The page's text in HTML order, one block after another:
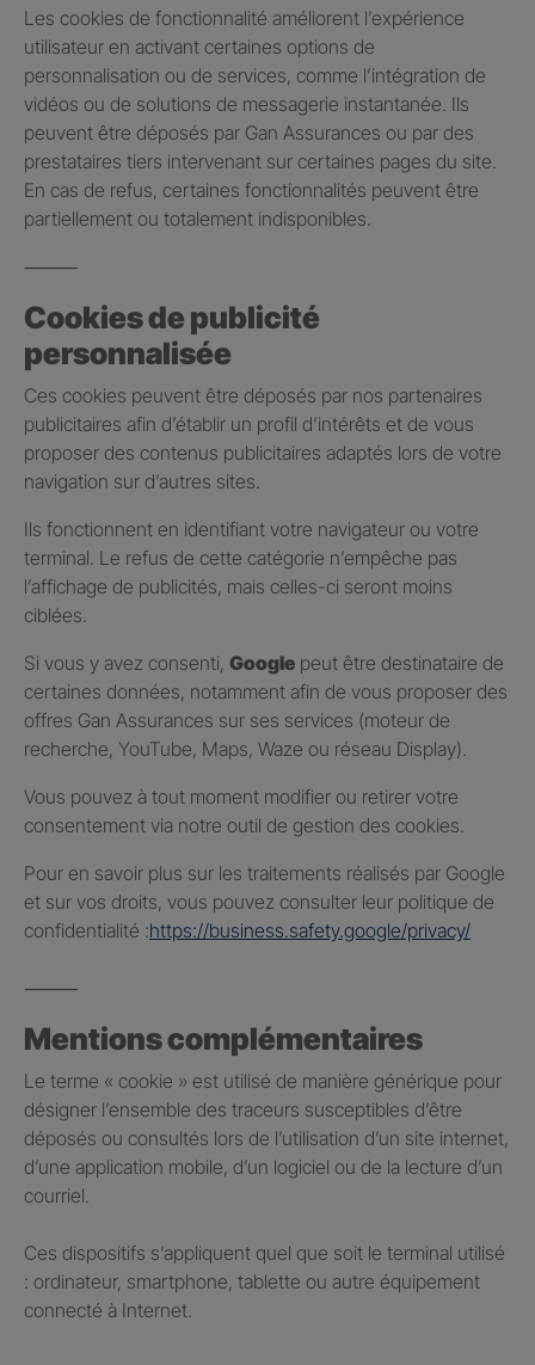
Les cookies de fonctionnalité améliorent l’expérience
utilisateur en activant certaines options de
personnalisation ou de services, comme l’intégration de
vidéos ou de solutions de messagerie instantanée. Ils
peuvent être déposés par Gan Assurances ou par des
prestataires tiers intervenant sur certaines pages du site.
En cas de refus, certaines fonctionnalités peuvent être
partiellement ou totalement indisponibles.
⸻
Cookies de publicité
personnalisée
Ces cookies peuvent être déposés par nos partenaires
publicitaires afin d’établir un profil d’intérêts et de vous
proposer des contenus publicitaires adaptés lors de votre
navigation sur d’autres sites.
Ils fonctionnent en identifiant votre navigateur ou votre
terminal. Le refus de cette catégorie n’empêche pas
l’affichage de publicités, mais celles-ci seront moins
ciblées.
Si vous y avez consenti, Google peut être destinataire de
certaines données, notamment afin de vous proposer des
offres Gan Assurances sur ses services (moteur de
recherche, YouTube, Maps, Waze ou réseau Display).
Vous pouvez à tout moment modifier ou retirer votre
consentement via notre outil de gestion des cookies.
Pour en savoir plus sur les traitements réalisés par Google
et sur vos droits, vous pouvez consulter leur politique de
confidentialité :https://business.safety.google/privacy/
⸻
Mentions complémentaires
Le terme « cookie » est utilisé de manière générique pour
désigner l’ensemble des traceurs susceptibles d’être
déposés ou consultés lors de l’utilisation d’un site internet,
d’une application mobile, d’un logiciel ou de la lecture d’un
courriel.
Ces dispositifs s’appliquent quel que soit le terminal utilisé
: ordinateur, smartphone, tablette ou autre équipement
connecté à Internet.